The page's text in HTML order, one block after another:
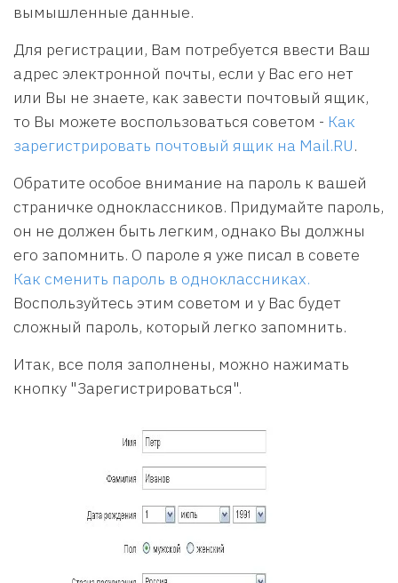
вымышленные данные.
Для регистрации, Вам потребуется ввести Ваш
адрес электронной почты, если у Вас его нет
или Вы не знаете, как завести почтовый ящик,
то Вы можете воспользоваться советом - Как
зарегистрировать почтовый ящик на Mail.RU.
Обратите особое внимание на пароль к вашей
страничке одноклассников. Придумайте пароль,
он не должен быть легким, однако Вы должны
его запомнить. О пароле я уже писал в совете
Как сменить пароль в одноклассниках.
Воспользуйтесь этим советом и у Вас будет
сложный пароль, который легко запомнить.
Итак, все поля заполнены, можно нажимать
кнопку "Зарегистрироваться".